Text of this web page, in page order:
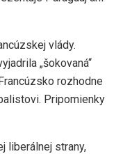
vlády.
„šokovaná“
rozhodne
Pripomienky
liberálnej strany,